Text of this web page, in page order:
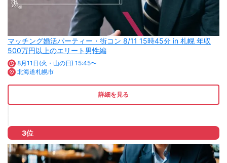
マッチング婚活パーティー・街コン 8/11 15時45分 in 札幌 年収
500万円以上のエリート男性編
8月11日(火・山の日) 15:45〜
北海道札幌市
詳細を見る
3位